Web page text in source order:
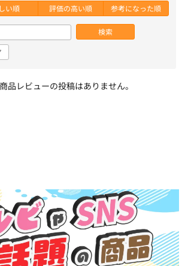
い順 評価の高い順 参考になった順
検索
品レビューの投稿はありません。